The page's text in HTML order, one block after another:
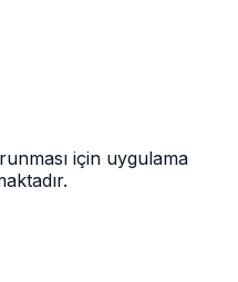
için uygulama